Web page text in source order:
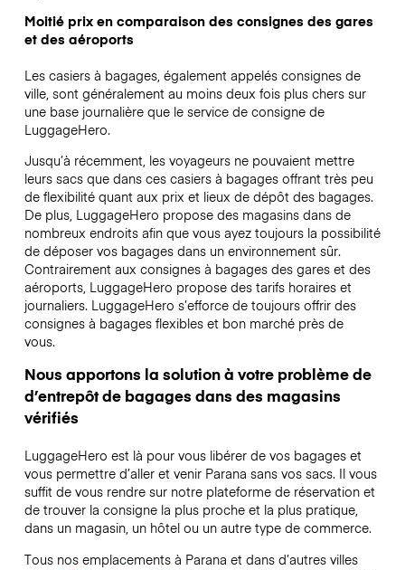
Moitié prix en comparaison des consignes des gares
et des aéroports
Les casiers à bagages, également appelés consignes de
ville, sont généralement au moins deux fois plus chers sur
une base journalière que le service de consigne de
LuggageHero.
Jusqu’à récemment, les voyageurs ne pouvaient mettre
leurs sacs que dans ces casiers à bagages offrant très peu
de flexibilité quant aux prix et lieux de dépôt des bagages.
De plus, LuggageHero propose des magasins dans de
nombreux endroits afin que vous ayez toujours la possibilité
de déposer vos bagages dans un environnement sûr.
Contrairement aux consignes à bagages des gares et des
aéroports, LuggageHero propose des tarifs horaires et
journaliers. LuggageHero s’efforce de toujours offrir des
consignes à bagages flexibles et bon marché près de
vous.
Nous apportons la solution à votre problème de
d’entrepôt de bagages dans des magasins
vérifiés
LuggageHero est là pour vous libérer de vos bagages et
vous permettre d’aller et venir Parana sans vos sacs. Il vous
suffit de vous rendre sur notre plateforme de réservation et
de trouver la consigne la plus proche et la plus pratique,
dans un magasin, un hôtel ou un autre type de commerce.
Tous nos emplacements à Parana et dans d’autres villes